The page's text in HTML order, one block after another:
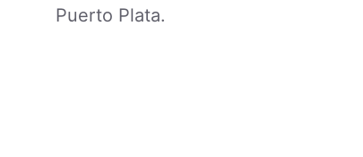
Puerto Plata.